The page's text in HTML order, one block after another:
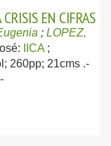
EN CIFRAS
; LOPEZ,
IICA ;
260pp; 21cms .-